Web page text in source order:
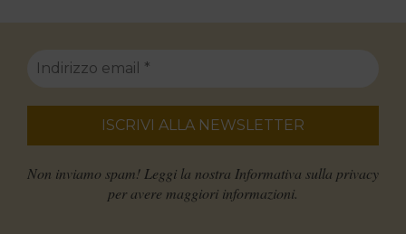
Non inviamo spam! Leggi la nostra Informativa sulla privacy
per avere maggiori informazioni.